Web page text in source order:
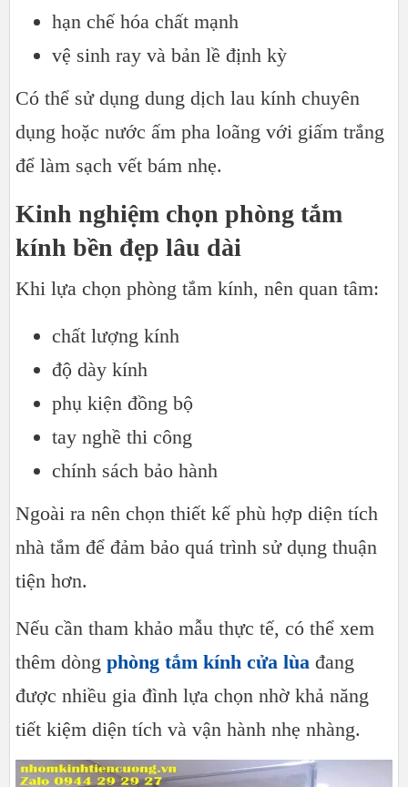
hạn chế hóa chất mạnh
vệ sinh ray và bản lề định kỳ
Có thể sử dụng dung dịch lau kính chuyên
dụng hoặc nước ấm pha loãng với giấm trắng
để làm sạch vết bám nhẹ.
Kinh nghiệm chọn phòng tắm
kính bền đẹp lâu dài
Khi lựa chọn phòng tắm kính, nên quan tâm:
chất lượng kính
độ dày kính
phụ kiện đồng bộ
tay nghề thi công
chính sách bảo hành
Ngoài ra nên chọn thiết kế phù hợp diện tích
nhà tắm để đảm bảo quá trình sử dụng thuận
tiện hơn.
Nếu cần tham khảo mẫu thực tế, có thể xem
thêm dòng phòng tắm kính cửa lùa đang
được nhiều gia đình lựa chọn nhờ khả năng
tiết kiệm diện tích và vận hành nhẹ nhàng.